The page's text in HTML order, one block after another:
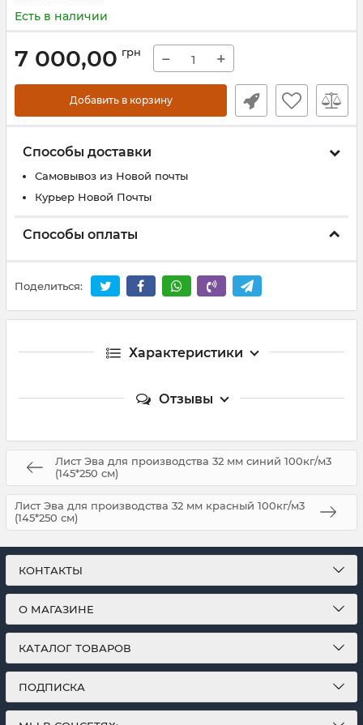
Есть в наличии
7 000,00 грн − +
Добавить в корзину
Способы доставки
Самовывоз из Новой почты
Курьер Новой Почты
Способы оплаты
Поделиться:
Характеристики
Отзывы
Лист Эва для производства 32 мм синий 100кг/м3
(145*250 см)
Лист Эва для производства 32 мм красный 100кг/м3
(145*250 см)
КОНТАКТЫ
О МАГАЗИНЕ
КАТАЛОГ ТОВАРОВ
ПОДПИСКА